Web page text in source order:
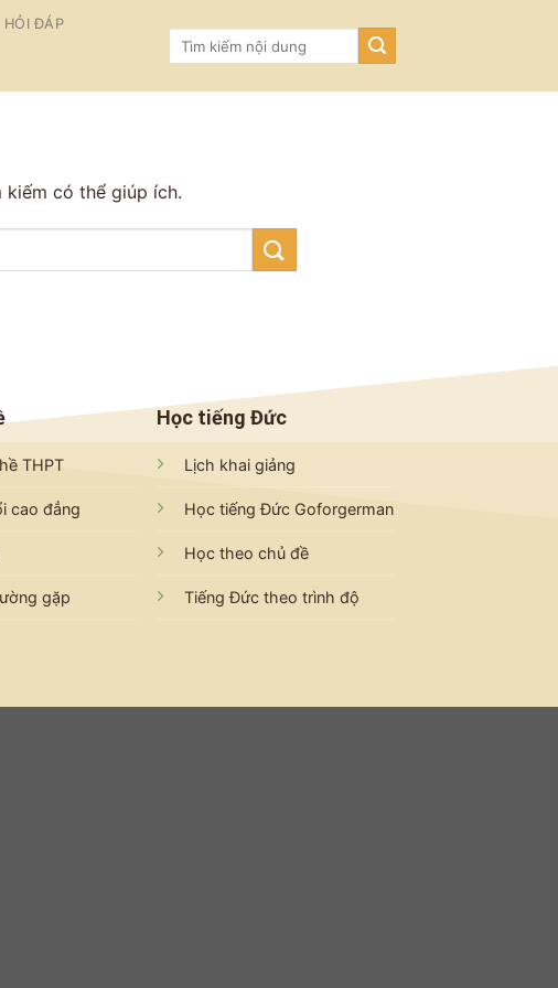
HỎI ĐÁP
có thể giúp ích.
THPT
cao đẳng
gặp
Học tiếng Đức
Lịch khai giảng
Học tiếng Đức Goforgerman
Học theo chủ đề
Tiếng Đức theo trình độ